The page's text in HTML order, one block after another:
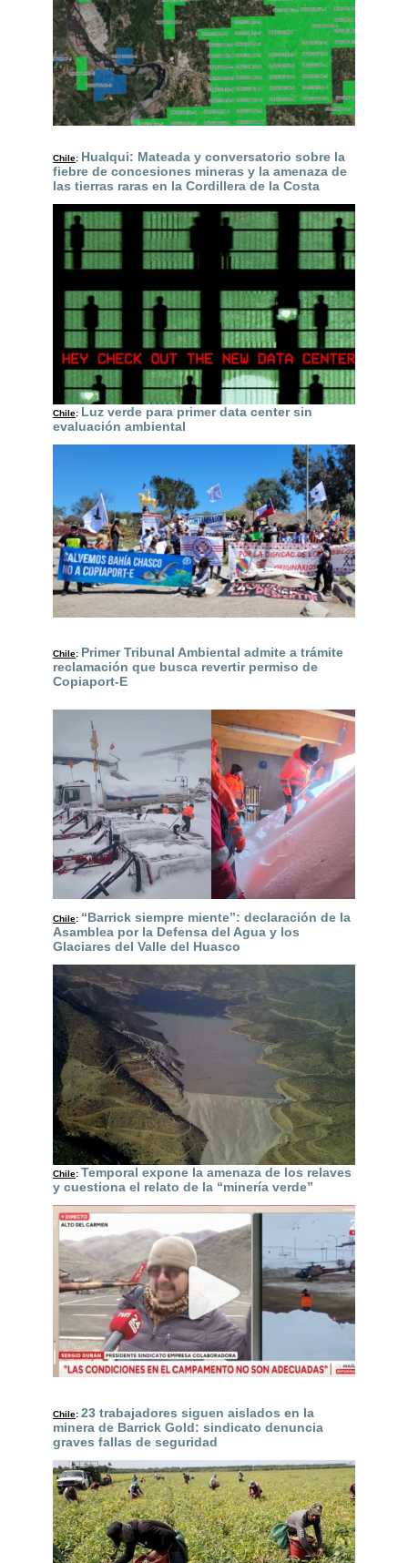
Chile: Hualqui: Mateada y conversatorio sobre la
fiebre de concesiones mineras y la amenaza de
las tierras raras en la Cordillera de la Costa
Chile: Luz verde para primer data center sin
evaluación ambiental
Chile: Primer Tribunal Ambiental admite a trámite
reclamación que busca revertir permiso de
Copiaport-E
Chile: “Barrick siempre miente”: declaración de la
Asamblea por la Defensa del Agua y los
Glaciares del Valle del Huasco
Chile: Temporal expone la amenaza de los relaves
y cuestiona el relato de la “minería verde”
Chile: 23 trabajadores siguen aislados en la
minera de Barrick Gold: sindicato denuncia
graves fallas de seguridad